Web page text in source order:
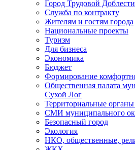
Город Трудовой
Служба по контракту
Жителям и гостям города
Национальные проекты
Туризм
Для бизнеса
Экономика
Бюджет
Формирование
Общественная палата
Сухой Лог
Территориальные органы
СМИ муниципального
Безопасный город
Экология
НКО, общественные,